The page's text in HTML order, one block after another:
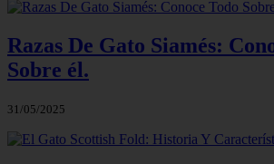
Razas De Gato Siamés:
Sobre él.
31/05/2025